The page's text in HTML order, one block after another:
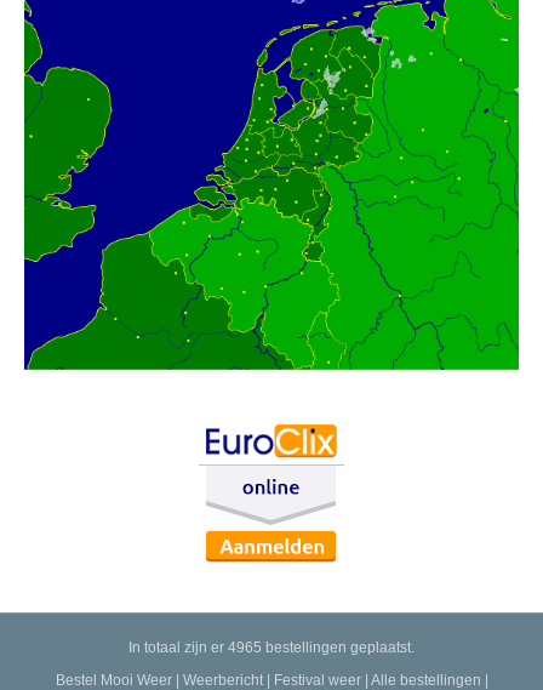
In totaal zijn er 4965 bestellingen geplaatst.
Bestel Mooi Weer| Weerbericht| Festival weer| Alle bestellingen |